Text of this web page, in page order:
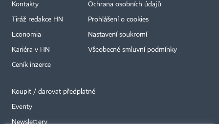
Kontakty
Tiráž redakce HN
Economia
Kariéra v HN
Ceník inzerce
Ochrana osobních údajů
Prohlášení o cookies
Nastavení soukromí
Všeobecné smluvní podmínky
Koupit / darovat předplatné
Eventy
Newslettery